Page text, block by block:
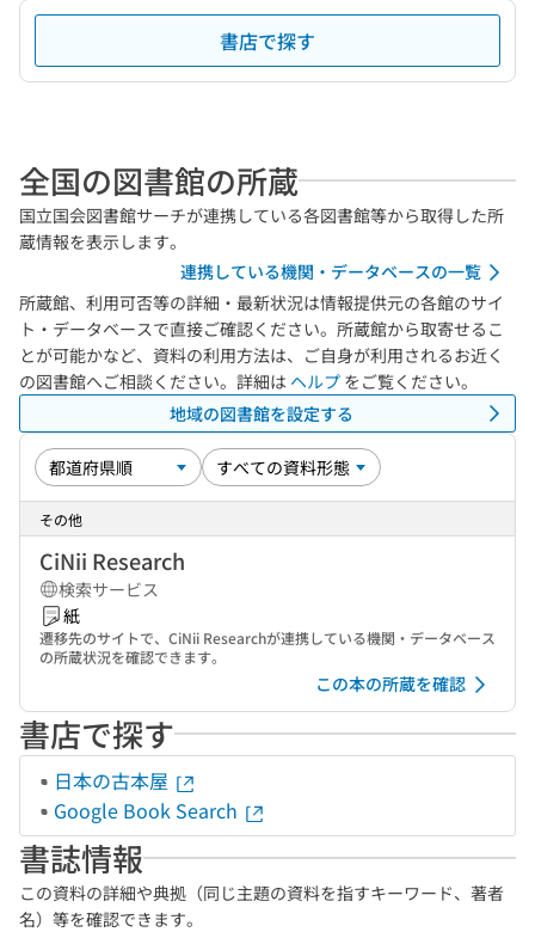
書店で探す
全国の図書館の所蔵
国立国会図書館サーチが連携している各図書館等から取得した所
蔵情報を表示します。
連携している機関・データベースの一覧
所蔵館、利用可否等の詳細・最新状況は情報提供元の各館のサイ
ト・データベースで直接ご確認ください。所蔵館から取寄せるこ
とが可能かなど、資料の利用方法は、ご自身が利用されるお近く
の図書館へご相談ください。詳細は ヘルプ をご覧ください。
地域の図書館を設定する
その他
CiNii Research
検索サービス
紙
遷移先のサイトで、CiNii Researchが連携している機関・データベース
の所蔵状況を確認できます。
この本の所蔵を確認
書店で探す
日本の古本屋
Google Book Search
書誌情報
この資料の詳細や典拠（同じ主題の資料を指すキーワード、著者
名）等を確認できます。